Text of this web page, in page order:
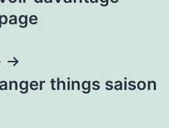
things saison